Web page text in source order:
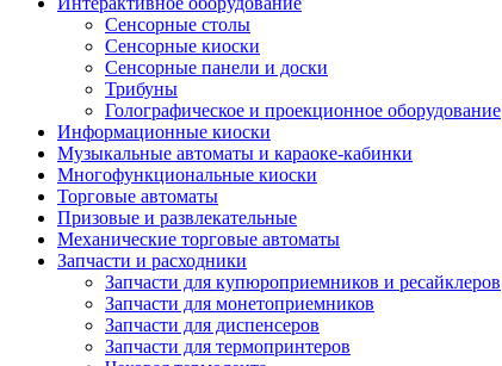
Сенсорные столы
Сенсорные киоски
Сенсорные панели и доски
Трибуны
Голографическое и проекционное оборудование
Информационные киоски
Музыкальные автоматы и караоке-кабинки
Многофункциональные киоски
Торговые автоматы
Призовые и развлекательные
Механические торговые автоматы
Запчасти и расходники
Запчасти для купюроприемников и ресайклеров
Запчасти для монетоприемников
Запчасти для диспенсеров
Запчасти для термопринтеров